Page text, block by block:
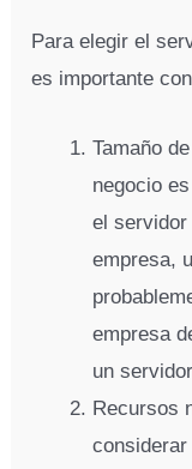
Para elegir el
es importante
Tamaño
negocio
el servidor
empresa,
empresa
un
Recursos